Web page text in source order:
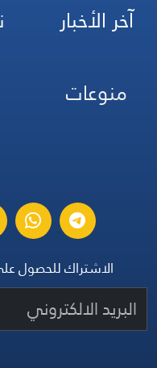
آخر الأخبار
منوعات
الاشتراك للحصول